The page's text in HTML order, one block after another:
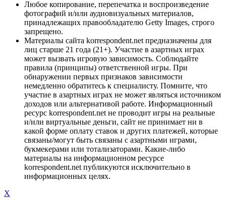
Любое копирование, перепечатка и воспроизведение
фотографий и/или аудиовизуальных материалов,
принадлежащих правообладателю Getty Images, строго
запрещено.
Материалы сайта korrespondent.net предназначены для
лиц старше 21 года (21+). Участие в азартных играх
может вызвать игровую зависимость. Соблюдайте
правила (принципы) ответственной игры. При
обнаружении первых признаков зависимости
немедленно обратитесь к специалисту. Помните, что
участие в азартных играх не может являться источником
доходов или альтернативой работе. Информационный
ресурс korrespondent.net не проводит игры на реальные
и/или виртуальные деньги, сайт не принимает ни в
какой форме оплату ставок и других платежей, которые
связаны/могут быть связаны с азартными играми,
букмекерами или тотализаторами. Какие-либо
материалы на информационном ресурсе
korrespondent.net публикуются исключительно в
информационных целях.
X